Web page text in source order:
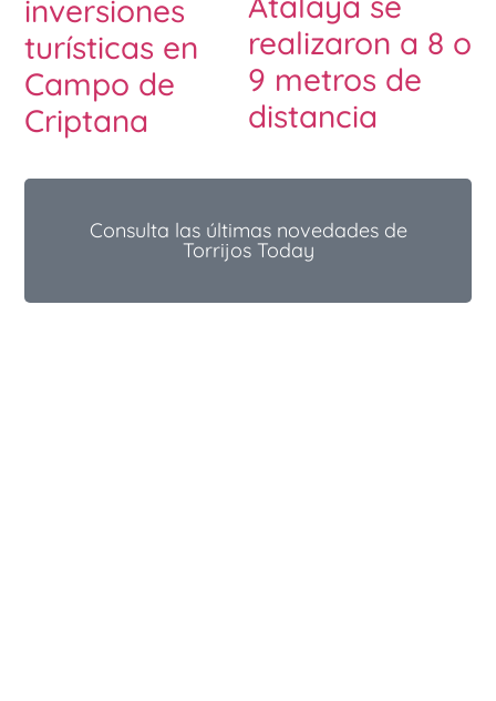
inversiones
turísticas en
Campo de
Criptana
realizaron a 8 o
9 metros de
distancia
Consulta las últimas novedades de
Torrijos Today